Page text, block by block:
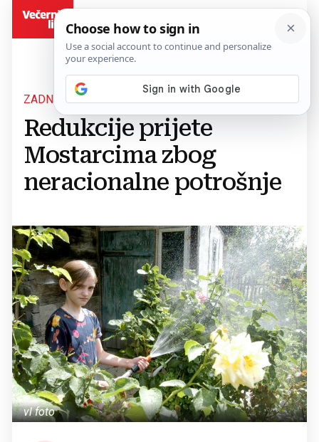
ZADNJE UPOZORENJE
Redukcije prijete
Mostarcima zbog
neracionalne potrošnje
vl foto